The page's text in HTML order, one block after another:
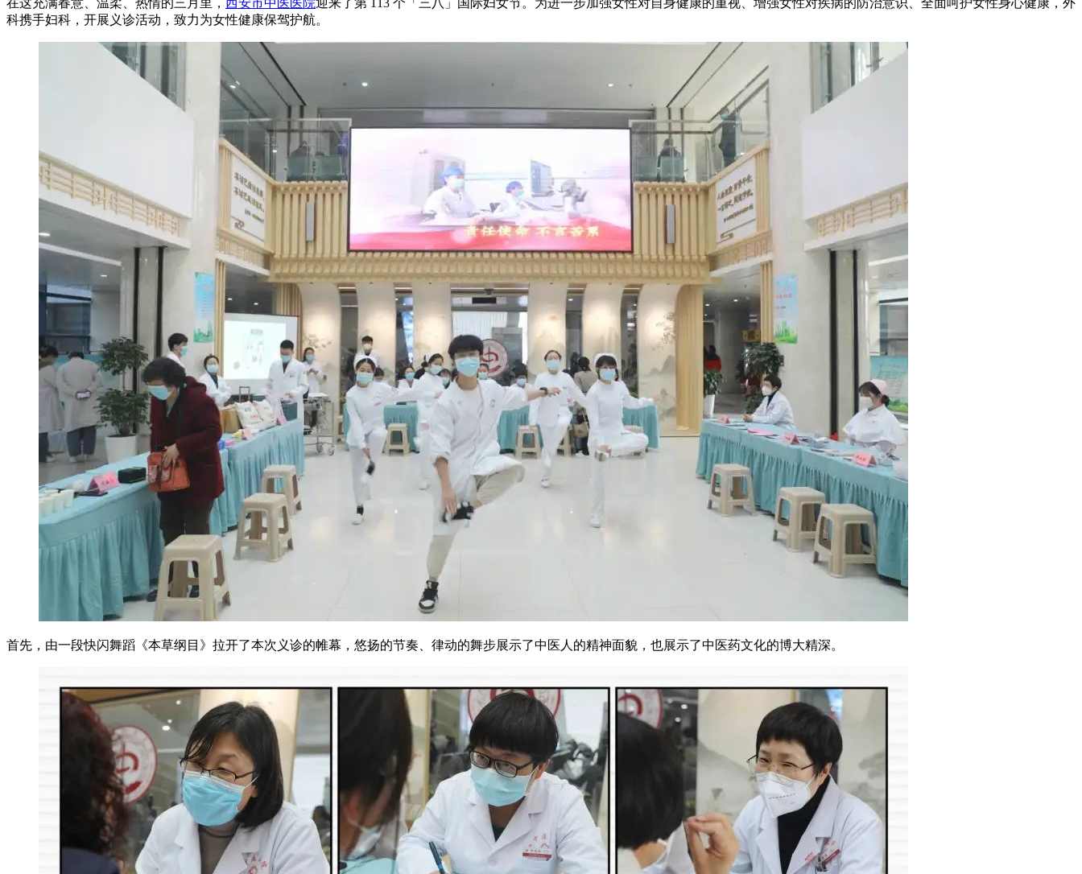
在这充满春意、温柔、热情的三月里， 西安市中医医院迎来了第 113 个「三八」国际妇女节。为进一步加强女性对自身健康的重视、增强女性对疾病的防治意识、全面呵护女性身心健康，外
科携手妇科，开展义诊活动，致力为女性健康保驾护航。
首先，由一段快闪舞蹈《本草纲目》拉开了本次义诊的帷幕，悠扬的节奏、律动的舞步展示了中医人的精神面貌，也展示了中医药文化的博大精深。